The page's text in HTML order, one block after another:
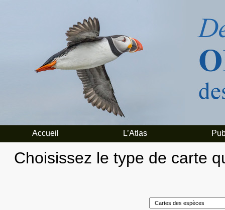
Accueil L’Atlas
Choisissez le type de carte